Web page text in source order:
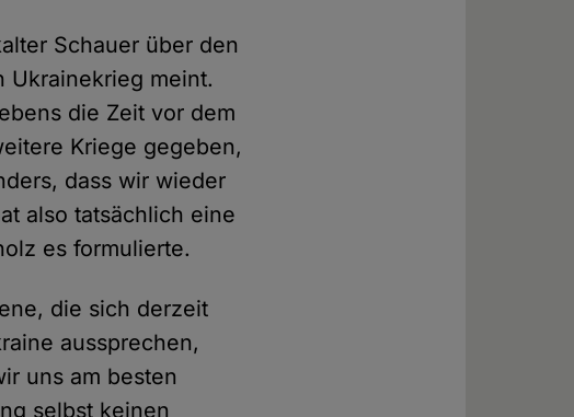
Schauer über den
Ukrainekrieg meint.
die Zeit vor dem
Kriege gegeben,
dass wir wieder
also tatsächlich eine
es formulierte.
die sich derzeit
aussprechen,
uns am besten
selbst keinen